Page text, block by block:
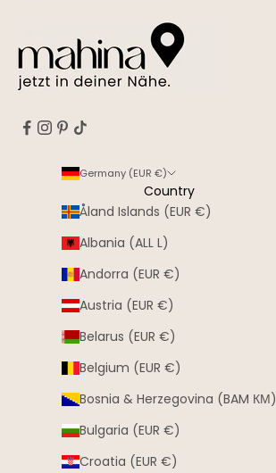
Germany (EUR €)
Country
Åland Islands (EUR €)
Albania (ALL L)
Andorra (EUR €)
Austria (EUR €)
Belarus (EUR €)
Belgium (EUR €)
Bosnia & Herzegovina (BAM КМ)
Bulgaria (EUR €)
Croatia (EUR €)